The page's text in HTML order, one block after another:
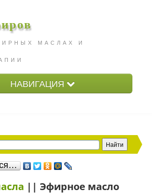
МАСЛАХ И
НАВИГАЦИЯ
|| Эфирное масло